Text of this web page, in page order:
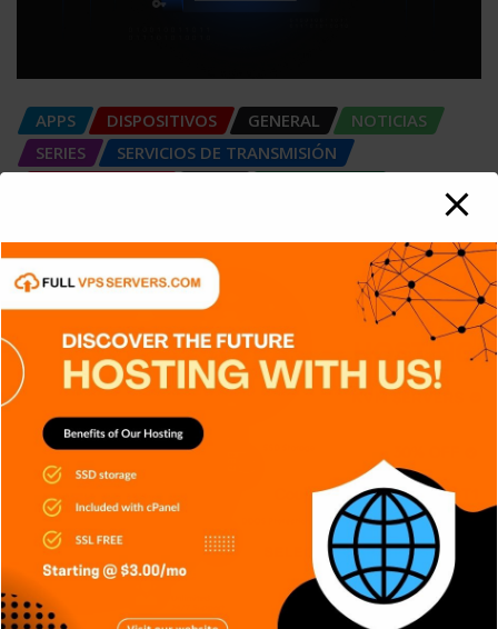
APPS DISPOSITIVOS GENERAL
NOTICIAS
SERIES
SERVICIOS DE TRANSMISIÓN
Criptografía de Curva Elíptica (ECC):
Más seguridad
Ago 6, 2026